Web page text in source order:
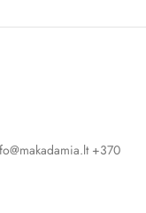
+370